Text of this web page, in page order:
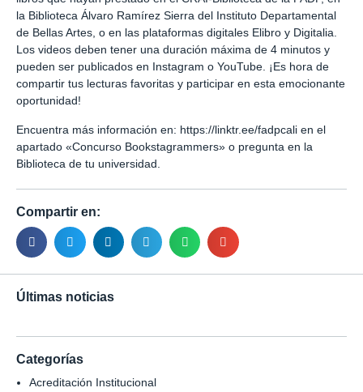
la Biblioteca Álvaro Ramírez Sierra del Instituto Departamental
de Bellas Artes, o en las plataformas digitales Elibro y Digitalia.
Los videos deben tener una duración máxima de 4 minutos y
pueden ser publicados en Instagram o YouTube. ¡Es hora de
compartir tus lecturas favoritas y participar en esta emocionante
oportunidad!
Encuentra más información en: https://linktr.ee/fadpcali en el
apartado «Concurso Bookstagrammers» o pregunta en la
Biblioteca de tu universidad.
Compartir en:
Últimas noticias
Categorías
Acreditación Institucional